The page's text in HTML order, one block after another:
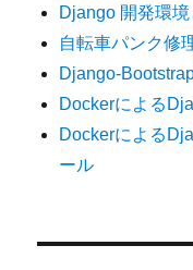
Django 開発環
自転車パンク修
Django-
Dockerによる
Dockerによる
ール